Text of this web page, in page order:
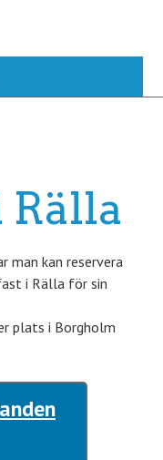
Rälla
man kan reservera
i Rälla för sin
plats i Borgholm